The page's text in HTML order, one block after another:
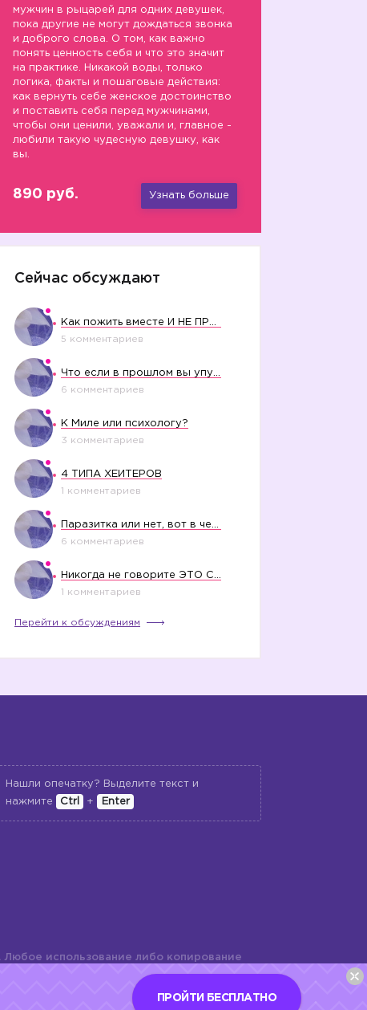
мужчин в рыцарей для одних девушек,
пока другие не могут дождаться звонка
и доброго слова. О том, как важно
понять ценность себя и что это значит
на практике. Никакой воды, только
логика, факты и пошаговые действия:
как вернуть себе женское достоинство
и поставить себя перед мужчинами,
чтобы они ценили, уважали и, главное -
любили такую чудесную девушку, как
вы.
890 руб. Узнать больше
Сейчас обсуждают
5 комментариев
6 комментариев
К Миле или психологу?
3 комментариев
4 ТИПА ХЕЙТЕРОВ
1 комментариев
6 комментариев
1 комментариев
Перейти к обсуждениям
Нашли опечатку? Выделите текст и
нажмите
Ctrl + Enter
Любое использование либо копирование
сайта, элементов дизайна и
с разрешения правообладателя и
ПРОЙТИ БЕСПЛАТНО